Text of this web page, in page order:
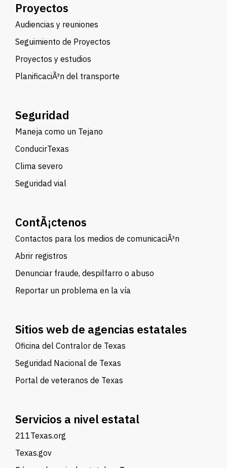
Proyectos
Audiencias y reuniones
Seguimiento de Proyectos
Proyectos y estudios
PlanificaciÃ³n del transporte
Seguridad
Maneja como un Tejano
ConducirTexas
Clima severo
Seguridad vial
ContÃ¡ctenos
Contactos para los medios de comunicaciÃ³n
Abrir registros
Denunciar fraude, despilfarro o abuso
Reportar un problema en la vía
Sitios web de agencias estatales
Oficina del Contralor de Texas
Seguridad Nacional de Texas
Portal de veteranos de Texas
Servicios a nivel estatal
211Texas.org
Texas.gov